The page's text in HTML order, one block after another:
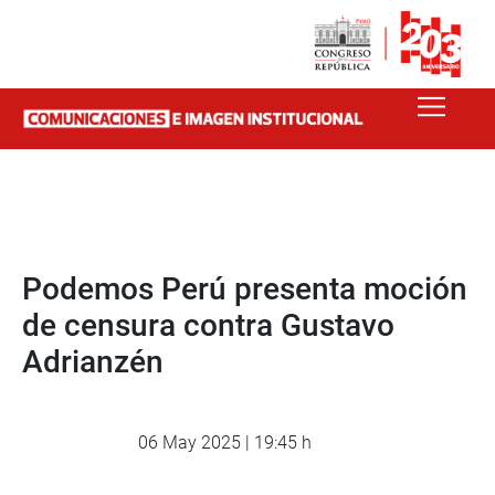
Podemos Perú presenta moción
de censura contra Gustavo
Adrianzén
06 May 2025 | 19:45 h